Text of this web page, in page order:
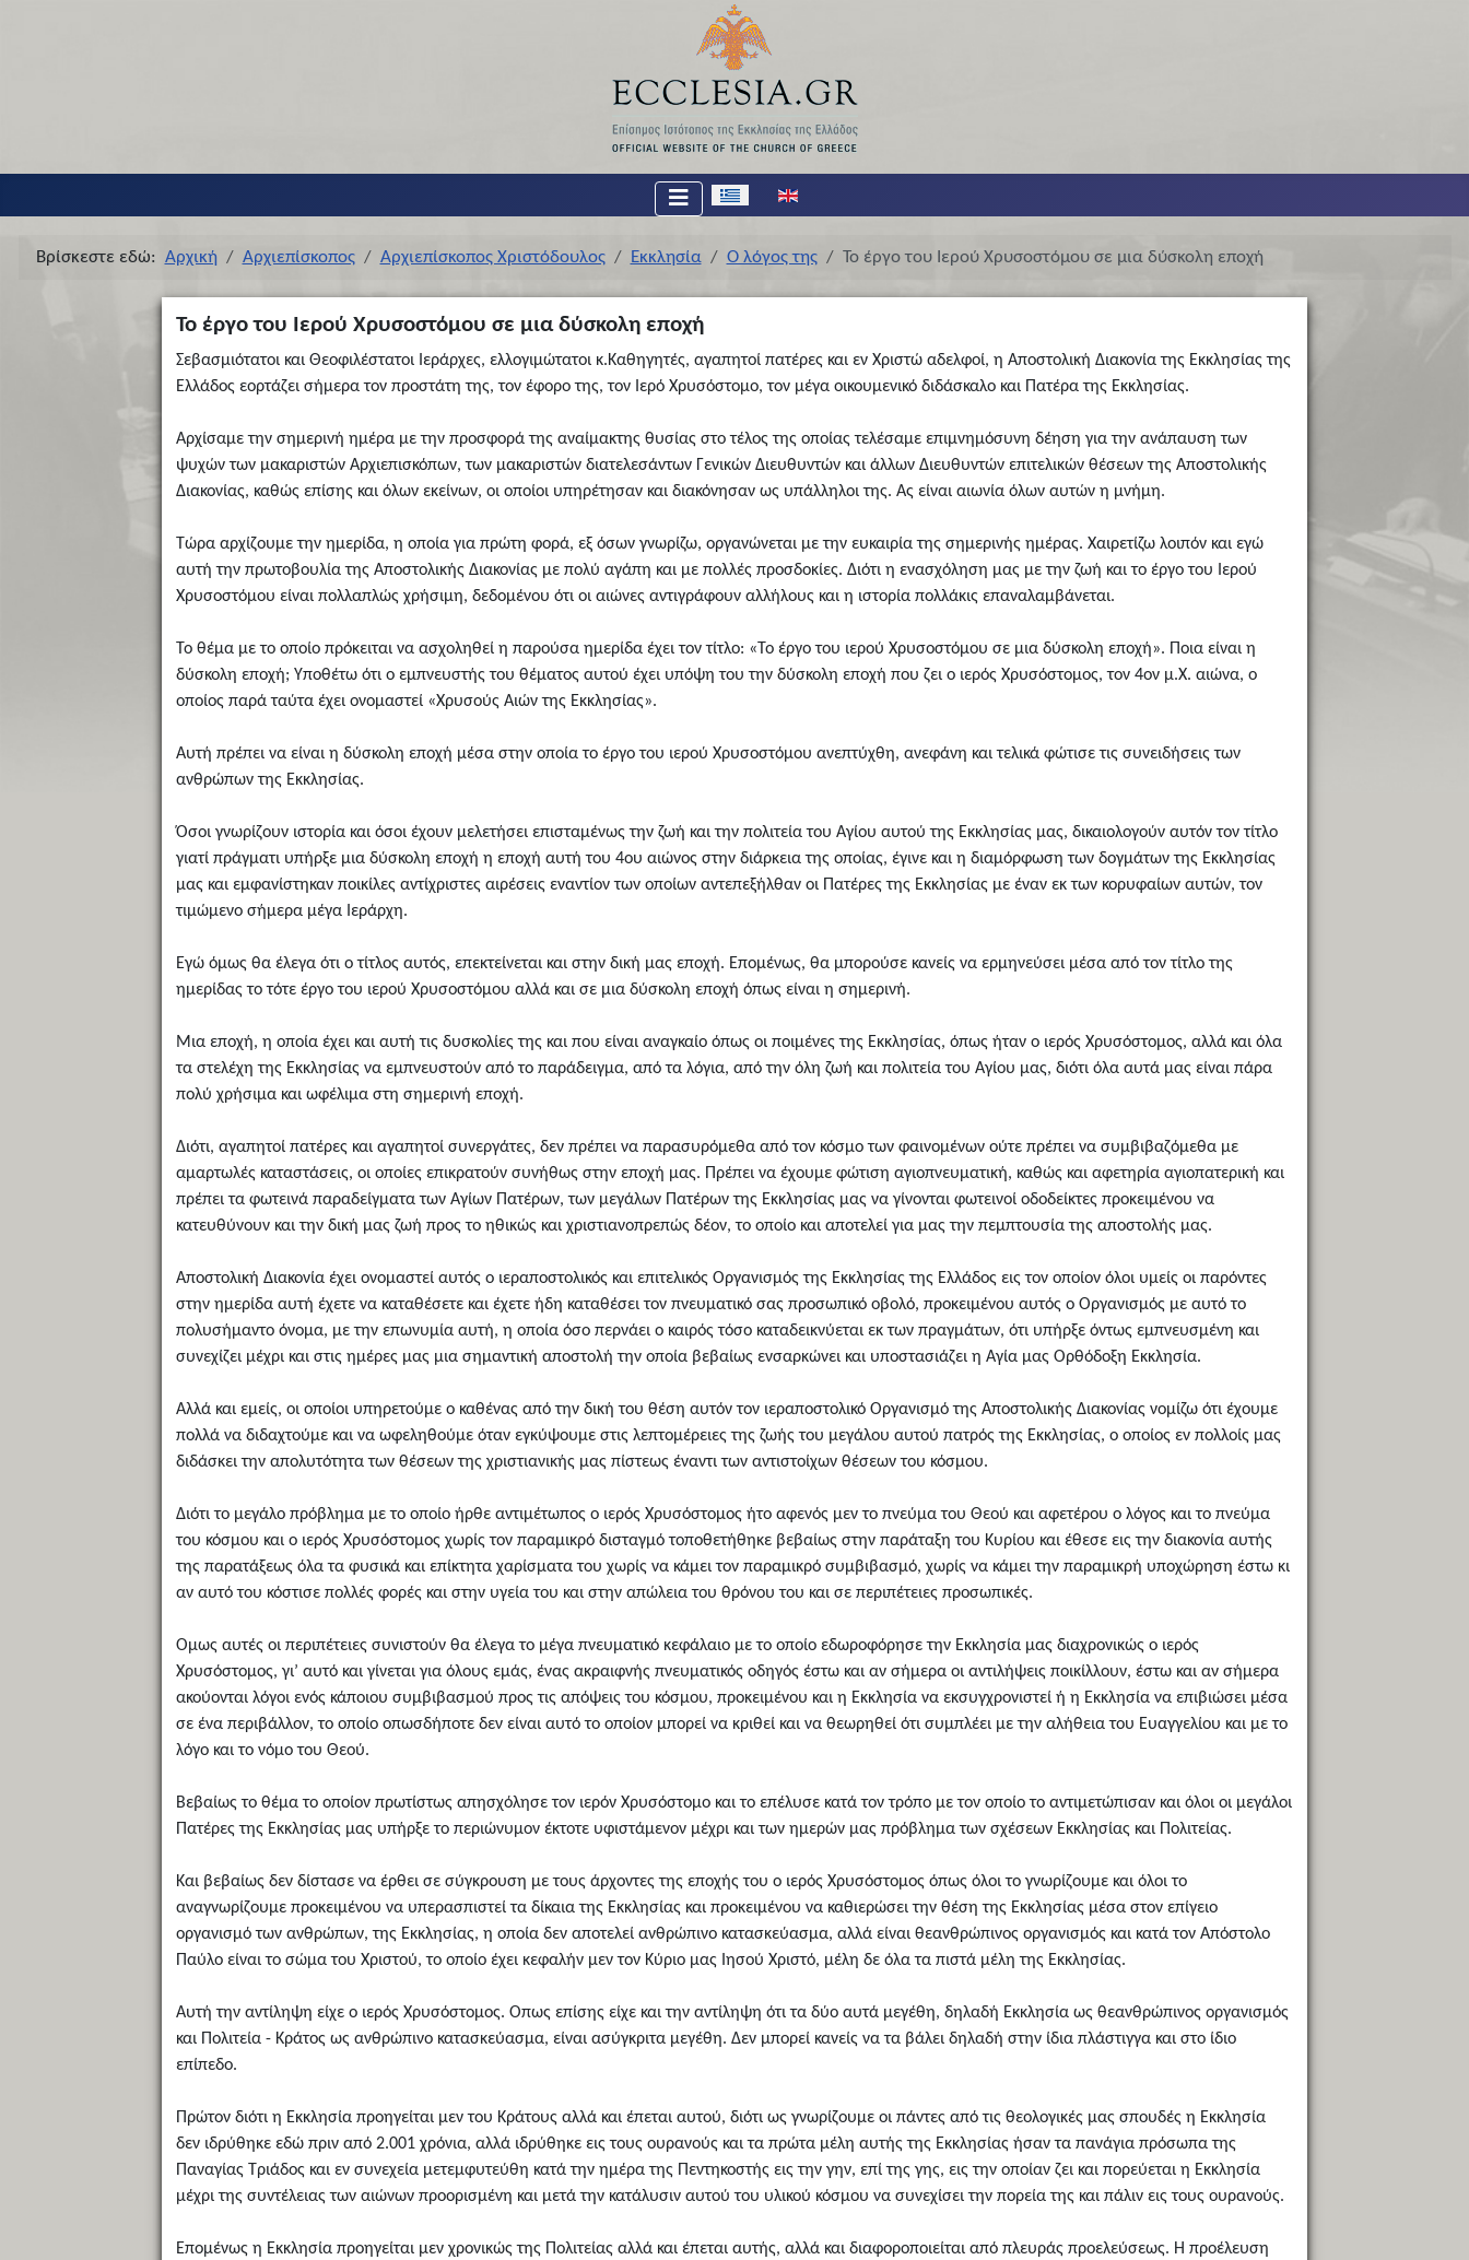
Επιλέξτε τη γλώσσα σας
Βρίσκεστε εδώ: Αρχική Αρχιεπίσκοπος Αρχιεπίσκοπος Χριστόδουλος Εκκλησία Ο λόγος της Το έργο του Ιερού Χρυσοστόμου σε μια δύσκολη εποχή
Το έργο του Ιερού Χρυσοστόμου σε μια δύσκολη εποχή
Σεβασμιότατοι και Θεοφιλέστατοι Ιεράρχες, ελλογιμώτατοι κ.Καθηγητές, αγαπητοί πατέρες και εν Χριστώ αδελφοί, η Αποστολική Διακονία της Εκκλησίας της
Ελλάδος εορτάζει σήμερα τον προστάτη της, τον έφορο της, τον Ιερό Χρυσόστομο, τον μέγα οικουμενικό διδάσκαλο και Πατέρα της Εκκλησίας.
Αρχίσαμε την σημερινή ημέρα με την προσφορά της αναίμακτης θυσίας στο τέλος της οποίας τελέσαμε επιμνημόσυνη δέηση για την ανάπαυση των
ψυχών των μακαριστών Αρχιεπισκόπων, των μακαριστών διατελεσάντων Γενικών Διευθυντών και άλλων Διευθυντών επιτελικών θέσεων της Αποστολικής
Διακονίας, καθώς επίσης και όλων εκείνων, οι οποίοι υπηρέτησαν και διακόνησαν ως υπάλληλοι της. Ας είναι αιωνία όλων αυτών η μνήμη.
Τώρα αρχίζουμε την ημερίδα, η οποία για πρώτη φορά, εξ όσων γνωρίζω, οργανώνεται με την ευκαιρία της σημερινής ημέρας. Χαιρετίζω λοιπόν και εγώ
αυτή την πρωτοβουλία της Αποστολικής Διακονίας με πολύ αγάπη και με πολλές προσδοκίες. Διότι η ενασχόληση μας με την ζωή και το έργο του Ιερού
Χρυσοστόμου είναι πολλαπλώς χρήσιμη, δεδομένου ότι οι αιώνες αντιγράφουν αλλήλους και η ιστορία πολλάκις επαναλαμβάνεται.
Το θέμα με το οποίο πρόκειται να ασχοληθεί η παρούσα ημερίδα έχει τον τίτλο: «Το έργο του ιερού Χρυσοστόμου σε μια δύσκολη εποχή». Ποια είναι η
δύσκολη εποχή; Υποθέτω ότι ο εμπνευστής του θέματος αυτού έχει υπόψη του την δύσκολη εποχή που ζει ο ιερός Χρυσόστομος, τον 4ον μ.Χ. αιώνα, ο
οποίος παρά ταύτα έχει ονομαστεί «Χρυσούς Αιών της Εκκλησίας».
Αυτή πρέπει να είναι η δύσκολη εποχή μέσα στην οποία το έργο του ιερού Χρυσοστόμου ανεπτύχθη, ανεφάνη και τελικά φώτισε τις συνειδήσεις των
ανθρώπων της Εκκλησίας.
Όσοι γνωρίζουν ιστορία και όσοι έχουν μελετήσει επισταμένως την ζωή και την πολιτεία του Αγίου αυτού της Εκκλησίας μας, δικαιολογούν αυτόν τον τίτλο
γιατί πράγματι υπήρξε μια δύσκολη εποχή η εποχή αυτή του 4ου αιώνος στην διάρκεια της οποίας, έγινε και η διαμόρφωση των δογμάτων της Εκκλησίας
μας και εμφανίστηκαν ποικίλες αντίχριστες αιρέσεις εναντίον των οποίων αντεπεξήλθαν οι Πατέρες της Εκκλησίας με έναν εκ των κορυφαίων αυτών, τον
τιμώμενο σήμερα μέγα Ιεράρχη.
Εγώ όμως θα έλεγα ότι ο τίτλος αυτός, επεκτείνεται και στην δική μας εποχή. Επομένως, θα μπορούσε κανείς να ερμηνεύσει μέσα από τον τίτλο της
ημερίδας το τότε έργο του ιερού Χρυσοστόμου αλλά και σε μια δύσκολη εποχή όπως είναι η σημερινή.
Μια εποχή, η οποία έχει και αυτή τις δυσκολίες της και που είναι αναγκαίο όπως οι ποιμένες της Εκκλησίας, όπως ήταν ο ιερός Χρυσόστομος, αλλά και όλα
τα στελέχη της Εκκλησίας να εμπνευστούν από το παράδειγμα, από τα λόγια, από την όλη ζωή και πολιτεία του Αγίου μας, διότι όλα αυτά μας είναι πάρα
πολύ χρήσιμα και ωφέλιμα στη σημερινή εποχή.
Διότι, αγαπητοί πατέρες και αγαπητοί συνεργάτες, δεν πρέπει να παρασυρόμεθα από τον κόσμο των φαινομένων ούτε πρέπει να συμβιβαζόμεθα με
αμαρτωλές καταστάσεις, οι οποίες επικρατούν συνήθως στην εποχή μας. Πρέπει να έχουμε φώτιση αγιοπνευματική, καθώς και αφετηρία αγιοπατερική και
πρέπει τα φωτεινά παραδείγματα των Αγίων Πατέρων, των μεγάλων Πατέρων της Εκκλησίας μας να γίνονται φωτεινοί οδοδείκτες προκειμένου να
κατευθύνουν και την δική μας ζωή προς το ηθικώς και χριστιανοπρεπώς δέον, το οποίο και αποτελεί για μας την πεμπτουσία της αποστολής μας.
Αποστολική Διακονία έχει ονομαστεί αυτός ο ιεραποστολικός και επιτελικός Οργανισμός της Εκκλησίας της Ελλάδος εις τον οποίον όλοι υμείς οι παρόντες
στην ημερίδα αυτή έχετε να καταθέσετε και έχετε ήδη καταθέσει τον πνευματικό σας προσωπικό οβολό, προκειμένου αυτός ο Οργανισμός με αυτό το
πολυσήμαντο όνομα, με την επωνυμία αυτή, η οποία όσο περνάει ο καιρός τόσο καταδεικνύεται εκ των πραγμάτων, ότι υπήρξε όντως εμπνευσμένη και
συνεχίζει μέχρι και στις ημέρες μας μια σημαντική αποστολή την οποία βεβαίως ενσαρκώνει και υποστασιάζει η Αγία μας Ορθόδοξη Εκκλησία.
Αλλά και εμείς, οι οποίοι υπηρετούμε ο καθένας από την δική του θέση αυτόν τον ιεραποστολικό Οργανισμό της Αποστολικής Διακονίας νομίζω ότι έχουμε
πολλά να διδαχτούμε και να ωφεληθούμε όταν εγκύψουμε στις λεπτομέρειες της ζωής του μεγάλου αυτού πατρός της Εκκλησίας, ο οποίος εν πολλοίς μας
διδάσκει την απολυτότητα των θέσεων της χριστιανικής μας πίστεως έναντι των αντιστοίχων θέσεων του κόσμου.
Διότι το μεγάλο πρόβλημα με το οποίο ήρθε αντιμέτωπος ο ιερός Χρυσόστομος ήτο αφενός μεν το πνεύμα του Θεού και αφετέρου ο λόγος και το πνεύμα
του κόσμου και ο ιερός Χρυσόστομος χωρίς τον παραμικρό δισταγμό τοποθετήθηκε βεβαίως στην παράταξη του Κυρίου και έθεσε εις την διακονία αυτής
της παρατάξεως όλα τα φυσικά και επίκτητα χαρίσματα του χωρίς να κάμει τον παραμικρό συμβιβασμό, χωρίς να κάμει την παραμικρή υποχώρηση έστω κι
αν αυτό του κόστισε πολλές φορές και στην υγεία του και στην απώλεια του θρόνου του και σε περιπέτειες προσωπικές.
Ομως αυτές οι περιπέτειες συνιστούν θα έλεγα το μέγα πνευματικό κεφάλαιο με το οποίο εδωροφόρησε την Εκκλησία μας διαχρονικώς ο ιερός
Χρυσόστομος, γι’ αυτό και γίνεται για όλους εμάς, ένας ακραιφνής πνευματικός οδηγός έστω και αν σήμερα οι αντιλήψεις ποικίλλουν, έστω και αν σήμερα
ακούονται λόγοι ενός κάποιου συμβιβασμού προς τις απόψεις του κόσμου, προκειμένου και η Εκκλησία να εκσυγχρονιστεί ή η Εκκλησία να επιβιώσει μέσα
σε ένα περιβάλλον, το οποίο οπωσδήποτε δεν είναι αυτό το οποίον μπορεί να κριθεί και να θεωρηθεί ότι συμπλέει με την αλήθεια του Ευαγγελίου και με το
λόγο και το νόμο του Θεού.
Βεβαίως το θέμα το οποίον πρωτίστως απησχόλησε τον ιερόν Χρυσόστομο και το επέλυσε κατά τον τρόπο με τον οποίο το αντιμετώπισαν και όλοι οι μεγάλοι
Πατέρες της Εκκλησίας μας υπήρξε το περιώνυμον έκτοτε υφιστάμενον μέχρι και των ημερών μας πρόβλημα των σχέσεων Εκκλησίας και Πολιτείας.
Και βεβαίως δεν δίστασε να έρθει σε σύγκρουση με τους άρχοντες της εποχής του ο ιερός Χρυσόστομος όπως όλοι το γνωρίζουμε και όλοι το
αναγνωρίζουμε προκειμένου να υπερασπιστεί τα δίκαια της Εκκλησίας και προκειμένου να καθιερώσει την θέση της Εκκλησίας μέσα στον επίγειο
οργανισμό των ανθρώπων, της Εκκλησίας, η οποία δεν αποτελεί ανθρώπινο κατασκεύασμα, αλλά είναι θεανθρώπινος οργανισμός και κατά τον Απόστολο
Παύλο είναι το σώμα του Χριστού, το οποίο έχει κεφαλήν μεν τον Κύριο μας Ιησού Χριστό, μέλη δε όλα τα πιστά μέλη της Εκκλησίας.
Αυτή την αντίληψη είχε ο ιερός Χρυσόστομος. Οπως επίσης είχε και την αντίληψη ότι τα δύο αυτά μεγέθη, δηλαδή Εκκλησία ως θεανθρώπινος οργανισμός
και Πολιτεία - Κράτος ως ανθρώπινο κατασκεύασμα, είναι ασύγκριτα μεγέθη. Δεν μπορεί κανείς να τα βάλει δηλαδή στην ίδια πλάστιγγα και στο ίδιο
επίπεδο.
Πρώτον διότι η Εκκλησία προηγείται μεν του Κράτους αλλά και έπεται αυτού, διότι ως γνωρίζουμε οι πάντες από τις θεολογικές μας σπουδές η Εκκλησία
δεν ιδρύθηκε εδώ πριν από 2.001 χρόνια, αλλά ιδρύθηκε εις τους ουρανούς και τα πρώτα μέλη αυτής της Εκκλησίας ήσαν τα πανάγια πρόσωπα της
Παναγίας Τριάδος και εν συνεχεία μετεμφυτεύθη κατά την ημέρα της Πεντηκοστής εις την γην, επί της γης, εις την οποίαν ζει και πορεύεται η Εκκλησία
μέχρι της συντέλειας των αιώνων προορισμένη και μετά την κατάλυσιν αυτού του υλικού κόσμου να συνεχίσει την πορεία της και πάλιν εις τους ουρανούς.
Επομένως η Εκκλησία προηγείται μεν χρονικώς της Πολιτείας αλλά και έπεται αυτής, αλλά και διαφοροποιείται από πλευράς προελεύσεως. Η προέλευση